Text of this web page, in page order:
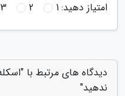
امتیاز دهید:1
2
3
دیدگاه های مرتبط با
ندهید"